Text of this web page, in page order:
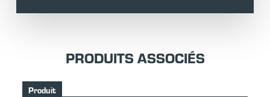
PRODUITS ASSOCIÉS
Produit